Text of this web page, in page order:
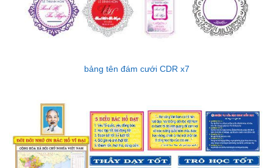
bảng tên đám cưới CDR x7